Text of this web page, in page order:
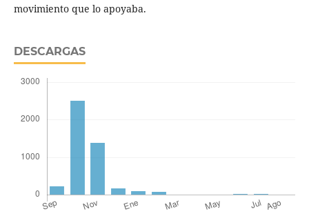
movimiento que lo apoyaba.
DESCARGAS